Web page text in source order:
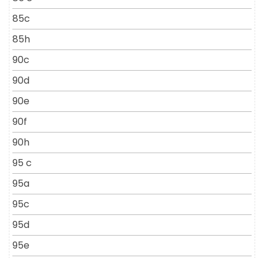
85c
85h
90c
90d
90e
90f
90h
95 c
95a
95c
95d
95e